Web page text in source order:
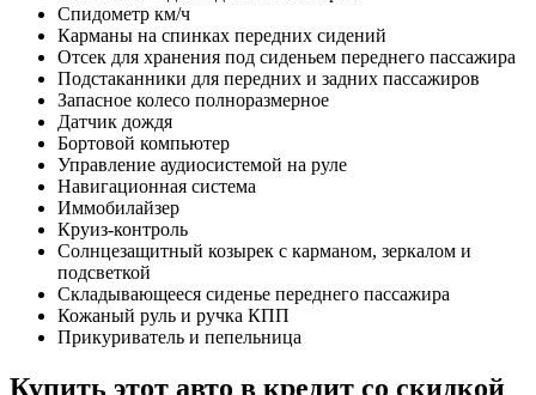
Спидометр км/ч
Карманы на спинках передних сидений
Отсек для хранения под сиденьем переднего пассажира
Подстаканники для передних и задних пассажиров
Запасное колесо полноразмерное
Датчик дождя
Бортовой компьютер
Управление аудиосистемой на руле
Навигационная система
Иммобилайзер
Круиз-контроль
Солнцезащитный козырек с карманом, зеркалом и
подсветкой
Складывающееся сиденье переднего пассажира
Кожаный руль и ручка КПП
Прикуриватель и пепельница
Купить этот авто в кредит со скидкой